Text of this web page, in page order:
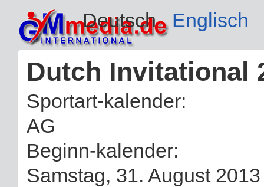
Deutsch Englisch
Dutch Invitational
Sportart-kalender:
AG
Beginn-kalender:
Samstag, 31. August 2013